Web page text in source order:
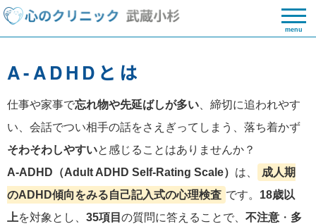
menu
A-ADHDとは
仕事や家事で忘れ物や先延ばしが多い 、締切に追われやす
い、会話でつい相手の話をさえぎってしまう、落ち着かず
そわそわしやすいと感じることはありませんか？
A-ADHD（Adult ADHD Self-Rating Scale） は、
成人期
のADHD傾向をみる自己記入式の心理検査 です。 18歳以
上を対象とし、 35項目 の質問に答えることで、 不注意 ・ 多